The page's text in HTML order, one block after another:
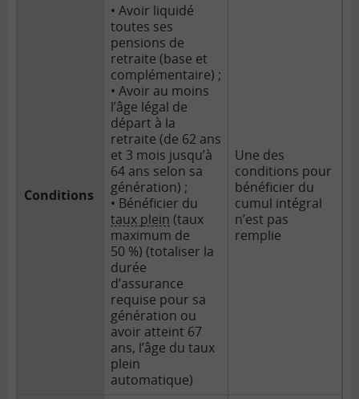
Conditions
• Avoir liquidé
toutes ses
pensions de
retraite (base et
complémentaire) ;
• Avoir au moins
l’âge légal de
départ à la
retraite (de 62 ans
et 3 mois jusqu’à
64 ans selon sa
génération) ;
• Bénéficier du
taux plein (taux
maximum de
50 %) (totaliser la
durée
d’assurance
requise pour sa
génération ou
avoir atteint 67
ans, l’âge du taux
plein
automatique)
Une des
conditions pour
bénéficier du
cumul intégral
n’est pas
remplie